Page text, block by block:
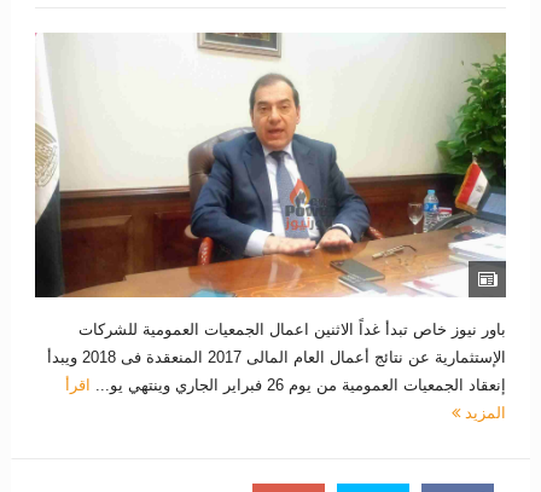
باور نيوز خاص تبدأ غداً الاثنين اعمال الجمعيات العمومية للشركات
الإستثمارية عن نتائج أعمال العام المالى 2017 المنعقدة فى 2018 ويبدأ
إنعقاد الجمعيات العمومية من يوم 26 فبراير الجاري وينتهي يو...
اقرأ
المزيد